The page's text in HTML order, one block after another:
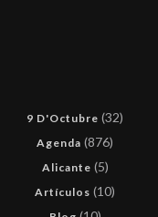
9 D'Octubre (32)
Agenda (876)
Alicante (5)
Artículos (10)